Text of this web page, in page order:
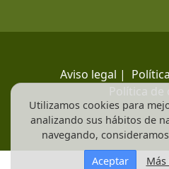
Aviso legal |
Política de
Utilizamos cookies para
analizando sus hábitos de
navegando,
Aceptar